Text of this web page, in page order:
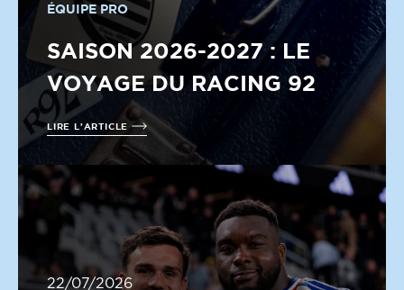
ÉQUIPE PRO
SAISON 2026-2027 : LE
VOYAGE DU RACING 92
LIRE L'ARTICLE
22/07/2026